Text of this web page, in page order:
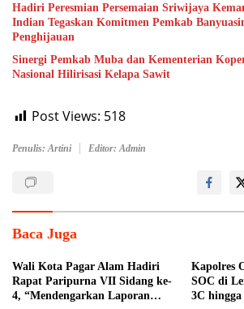
Hadiri Peresmian Persemaian Sriwijaya
Indian Tegaskan Komitmen Pemkab
Penghijauan
Sinergi Pemkab Muba dan Kementerian
Nasional Hilirisasi Kelapa Sawit
Post Views: 518
Penulis: Artini Editor: Admin
Baca Juga
Wali Kota Pagar Alam Hadiri
Rapat Paripurna VII Sidang ke-
4, “Mendengarkan Laporan
Kapolres
SOC di
3C